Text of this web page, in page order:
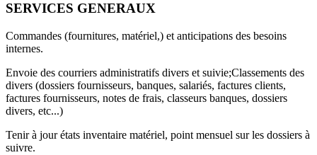
SERVICES GENERAUX
Commandes (fournitures, matériel,) et anticipations des besoins
internes.
Envoie des courriers administratifs divers et suivie;Classements des
divers (dossiers fournisseurs, banques, salariés, factures clients,
factures fournisseurs, notes de frais, classeurs banques, dossiers
divers, etc...)
Tenir à jour états inventaire matériel, point mensuel sur les dossiers à
suivre.